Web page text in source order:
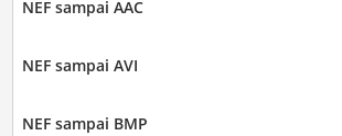
NEF sampai AAC
NEF sampai AVI
NEF sampai BMP